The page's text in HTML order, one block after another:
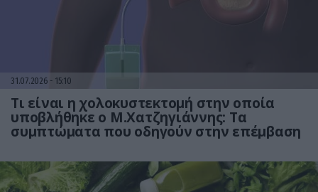
31.07.2026 15:10
Τι είναι η χολοκυστεκτομή στην οποία
υποβλήθηκε ο Μ.Χατζηγιάννης: Tα
συμπτώματα που οδηγούν στην επέμβαση